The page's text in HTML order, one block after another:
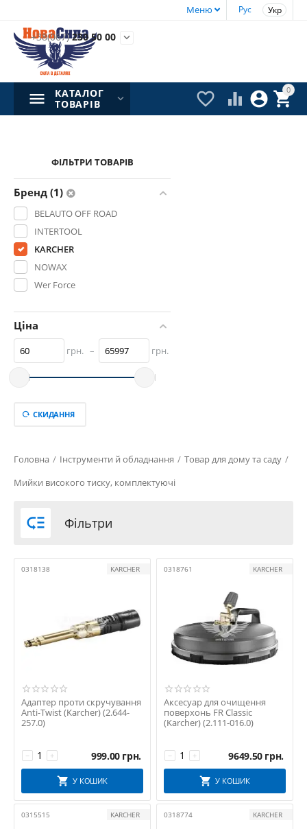
Рус Укр
Меню
+38(067)230 50 00 
0


 
КАТАЛОГ
ТОВАРІВ
ФІЛЬТРИ ТОВАРІВ
Бренд (1)
BELAUTO OFF ROAD
INTERTOOL
KARCHER
NOWAX
Wer Force
Ціна
грн. – грн.
СКИДАННЯ
Головна / Інструменти й обладнання / Товар для дому та саду /
Мийки високого тиску, комплектуючі
 Фільтри
0318138 KARCHER
Адаптер проти скручування
Anti-Twist (Karcher) (2.644-
257.0)
+
− 999.00 грн.
У КОШИК
0318761 KARCHER
Аксесуар для очищення
поверхонь FR Classic
(Karcher) (2.111-016.0)
+
− 9649.50 грн.
У КОШИК
0315515 KARCHER 0318774 KARCHER